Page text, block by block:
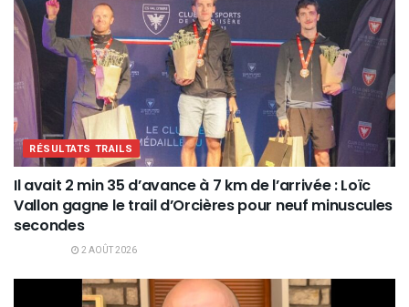
RÉSULTATS TRAILS
Il avait 2 min 35 d’avance à 7 km de l’arrivée : Loïc
Vallon gagne le trail d’Orcières pour neuf minuscules
secondes
2 AOÛT 2026